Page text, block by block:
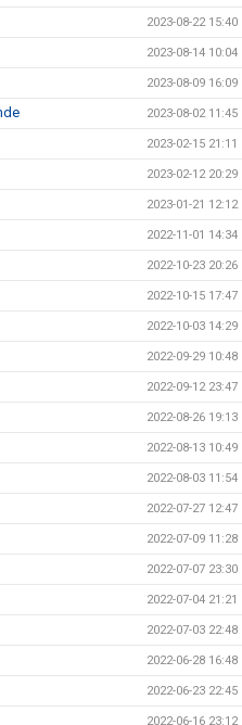
2023-08-22 15:40
2023-08-14 10:04
2023-08-09 16:09
2023-08-02 11:45
2023-02-15 21:11
2023-02-12 20:29
2023-01-21 12:12
2022-11-01 14:34
2022-10-23 20:26
2022-10-15 17:47
2022-10-03 14:29
2022-09-29 10:48
2022-09-12 23:47
2022-08-26 19:13
2022-08-13 10:49
2022-08-03 11:54
2022-07-27 12:47
2022-07-09 11:28
2022-07-07 23:30
2022-07-04 21:21
2022-07-03 22:48
2022-06-28 16:48
2022-06-23 22:45
2022-06-16 23:12